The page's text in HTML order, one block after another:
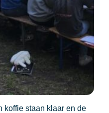
koffie staan klaar en de